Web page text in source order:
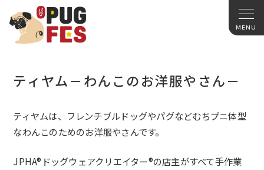
ティヤム－わんこのお洋服やさん－
ティヤムは、フレンチブルドッグやパグなどむちプニ体型
なわんこのためのお洋服やさんです。
JPHA®ドッグウェアクリエイター®の店主がすべて手作業